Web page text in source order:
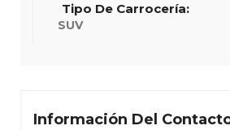
Tipo De Carrocería:
SUV
Información Del